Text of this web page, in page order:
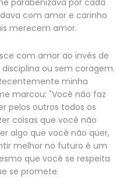
parabenizava por cada
com amor e carinho
merecem amor.
com amor ao invés de
ou sem coragem.
minha
marcou: "Você não faz
pelos outros todos os
coisas que você não
algo que você não quer,
melhor no futuro é um
que você se respeita
se promete.